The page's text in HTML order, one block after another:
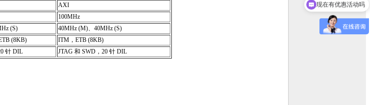
AXI
100MHz
(S)
40MHz (M)、40MHz (S)
(8KB)
ITM，ETB (8KB)
针 DIL JTAG 和 SWD，20 针 DIL
现在有优惠活动吗